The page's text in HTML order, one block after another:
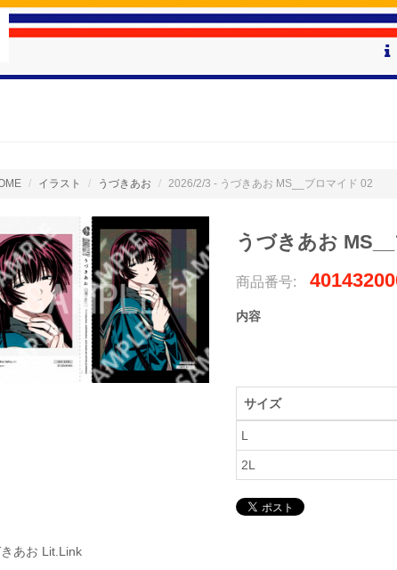
イラスト うづきあお 2026/2/3 - うづきあお MS__ブロマイド 02
うづきあお
商品番号:
内容
サイズ
L
2L
あお Lit.Link